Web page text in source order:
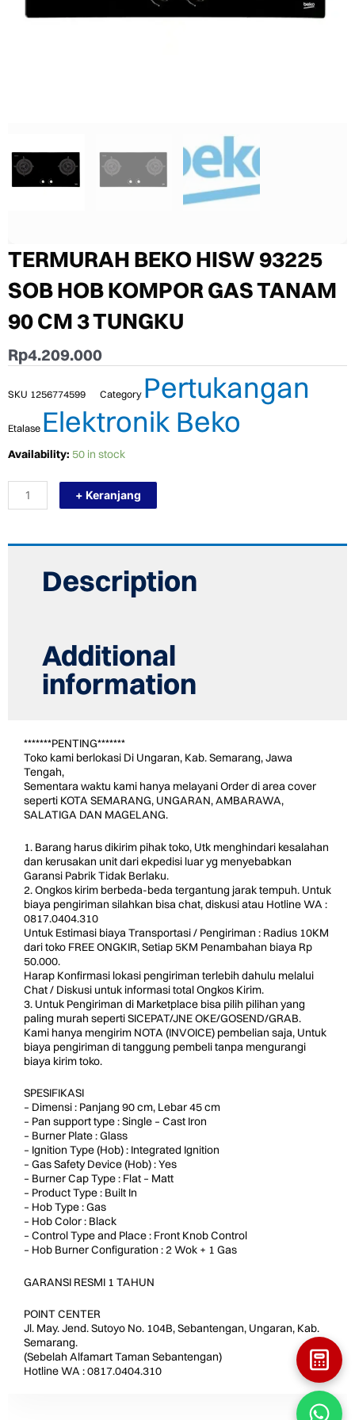
TERMURAH BEKO HISW 93225
SOB HOB KOMPOR GAS TANAM
90 CM 3 TUNGKU
Rp4.209.000
SKU 1256774599 Category Pertukangan
Etalase Elektronik Beko
Availability: 50 in stock
TERMURAH
HISW
93225
SOB
+ Keranjang
Description
Additional
information
*******PENTING*******
Toko kami berlokasi Di Ungaran, Kab. Semarang, Jawa
Tengah,
Sementara waktu kami hanya melayani Order di area cover
seperti KOTA SEMARANG, UNGARAN, AMBARAWA,
SALATIGA DAN MAGELANG.
1. Barang harus dikirim pihak toko, Utk menghindari kesalahan
dan kerusakan unit dari ekpedisi luar yg menyebabkan
Garansi Pabrik Tidak Berlaku.
2. Ongkos kirim berbeda-beda tergantung jarak tempuh. Untuk
biaya pengiriman silahkan bisa chat, diskusi atau Hotline WA :
0817.0404.310
Untuk Estimasi biaya Transportasi / Pengiriman : Radius 10KM
dari toko FREE ONGKIR, Setiap 5KM Penambahan biaya Rp
50.000.
Harap Konfirmasi lokasi pengiriman terlebih dahulu melalui
Chat / Diskusi untuk informasi total Ongkos Kirim.
3. Untuk Pengiriman di Marketplace bisa pilih pilihan yang
paling murah seperti SICEPAT/JNE OKE/GOSEND/GRAB.
Kami hanya mengirim NOTA (INVOICE) pembelian saja, Untuk
biaya pengiriman di tanggung pembeli tanpa mengurangi
biaya kirim toko.
SPESIFIKASI
– Dimensi : Panjang 90 cm, Lebar 45 cm
– Pan support type : Single – Cast Iron
– Burner Plate : Glass
– Ignition Type (Hob) : Integrated Ignition
– Gas Safety Device (Hob) : Yes
– Burner Cap Type : Flat – Matt
– Product Type : Built In
– Hob Type : Gas
– Hob Color : Black
– Control Type and Place : Front Knob Control
– Hob Burner Configuration : 2 Wok + 1 Gas
GARANSI RESMI 1 TAHUN
POINT CENTER
Jl. May. Jend. Sutoyo No. 104B, Sebantengan, Ungaran, Kab.
Semarang.
(Sebelah Alfamart Taman Sebantengan)
Hotline WA : 0817.0404.310